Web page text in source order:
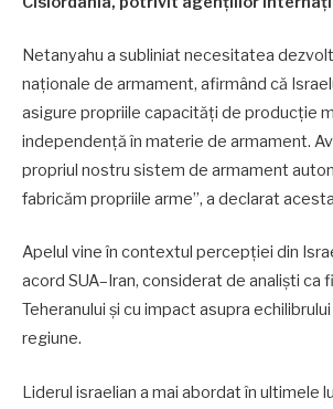
Netanyahu a subliniat necesitatea
naționale de armament, afirmând că
asigure propriile capacități de producție
independență în materie de armament.
propriul nostru sistem de armament
fabricăm propriile arme”, a declarat
Apelul vine în contextul percepției din
acord SUA–Iran, considerat de analiști ca
Teheranului și cu impact asupra
regiune.
Liderul israelian a mai abordat în ultimele